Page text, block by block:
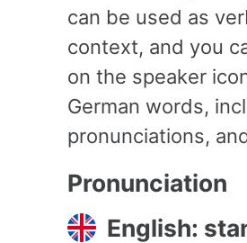
can be used as
context, and you
on the speaker
German words,
pronunciations,
Pronunciation
English: